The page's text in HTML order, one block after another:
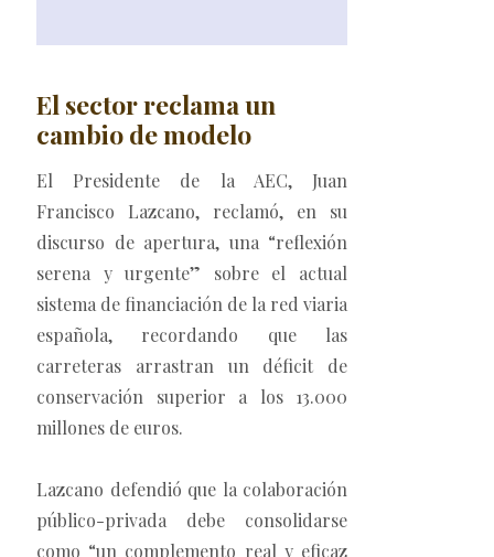
El sector reclama un
cambio de modelo
El Presidente de la AEC, Juan
Francisco Lazcano, reclamó, en su
discurso de apertura, una “reflexión
serena y urgente” sobre el actual
sistema de financiación de la red viaria
española, recordando que las
carreteras arrastran un déficit de
conservación superior a los 13.000
millones de euros.
Lazcano defendió que la colaboración
público-privada debe consolidarse
como “un complemento real y eficaz